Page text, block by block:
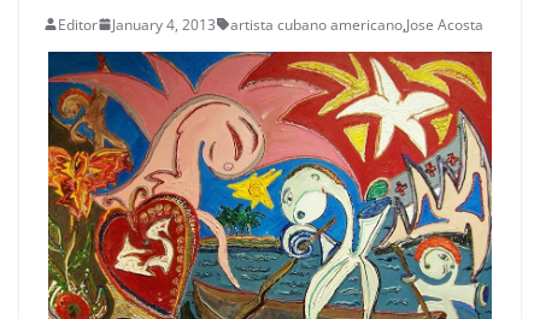
Editor January 4, 2013 artista cubano americano,Jose Acosta